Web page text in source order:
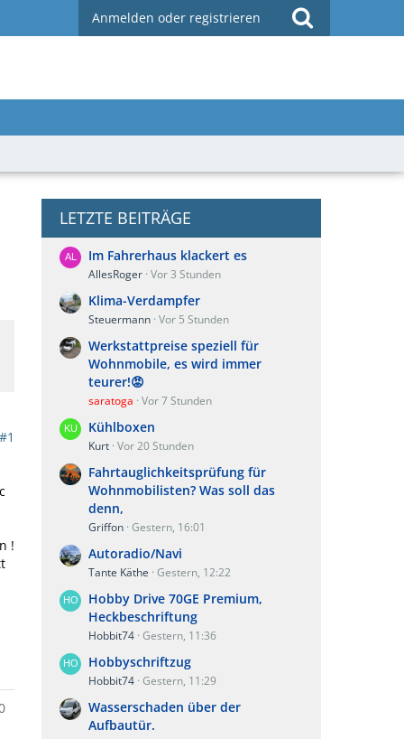
Anmelden oder registrieren
#1
!
LETZTE BEITRÄGE
Im Fahrerhaus klackert es
AllesRoger Vor 3 Stunden
Klima-Verdampfer
Steuermann Vor 5 Stunden
Werkstattpreise speziell für
Wohnmobile, es wird immer
teurer!😡
saratoga Vor 7 Stunden
Kühlboxen
Kurt Vor 20 Stunden
Fahrtauglichkeitsprüfung für
Wohnmobilisten? Was soll das
denn,
Griffon Gestern, 16:01
Autoradio/Navi
Tante Käthe Gestern, 12:22
Hobby Drive 70GE Premium,
Heckbeschriftung
Hobbit74 Gestern, 11:36
Hobbyschriftzug
Hobbit74 Gestern, 11:29
Wasserschaden über der
Aufbautür.